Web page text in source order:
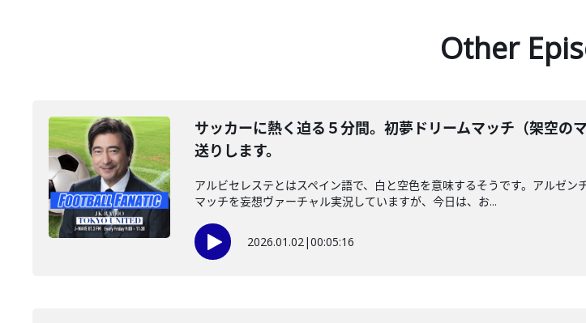
Other
サッカーに熱く迫る５分間。初夢ドリームマッチ（架空
送りします。
アルビセレステとはスペイン語で、白と空色を意味するそうです。アルゼ
マッチを妄想ヴァーチャル実況していますが、今日は、お...
2026.01.02|00:05:16